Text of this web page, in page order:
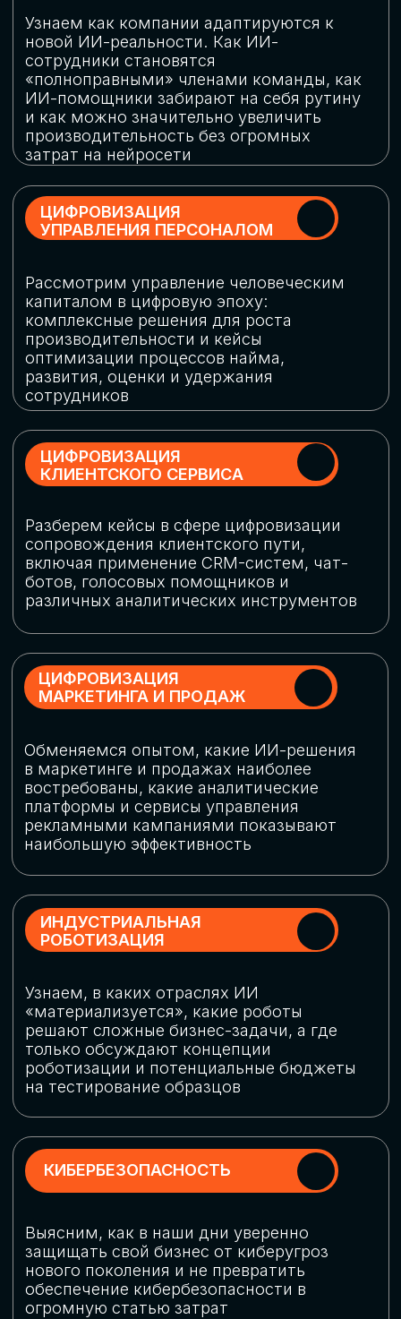
огромную статью затрат
ОБЛАЧНЫЕ ТЕХНОЛОГИИ
Подискутируем, какие облачные решения
существуют на рынке и почему
использование мультиоблачных моделей
не только снижает затраты, но и
«пересборки» бизнес-моделей
СКАЧАТЬ
ПРОГРАММУ
КОНФЕРЕНЦИИ
Оставьте заявку, мы направим вам
программу конференции
СКАЧАТЬ ПРОГРАММУ
СПИКЕРЫ
СТАТЬ СПИКЕРОМ
В конференции участвовали более 120 спикеров